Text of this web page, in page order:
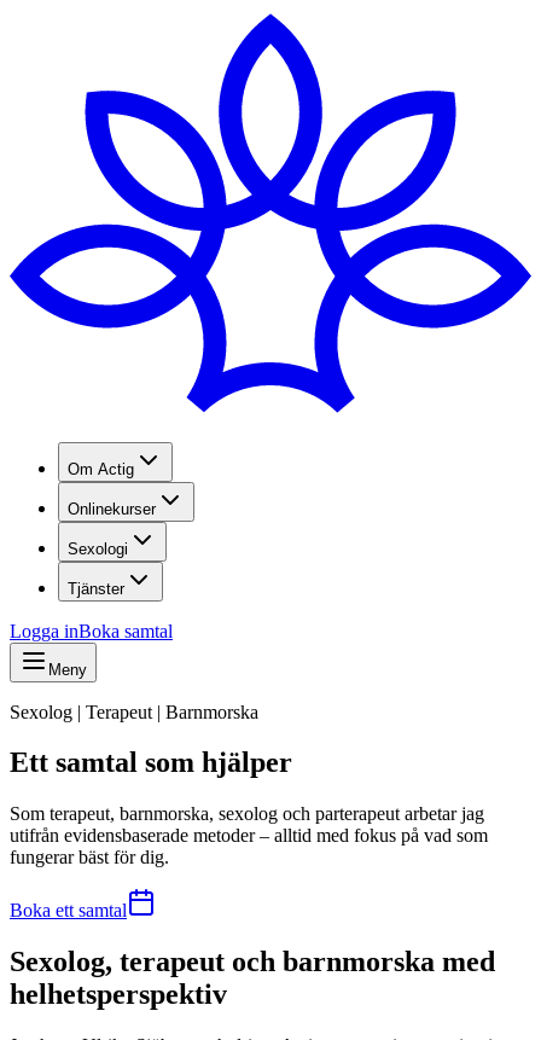
Om Actig
Onlinekurser
Sexologi
Tjänster
Logga inBoka samtal
Meny
Sexolog | Terapeut | Barnmorska
Ett samtal som hjälper
Som terapeut, barnmorska, sexolog och parterapeut arbetar jag
utifrån evidensbaserade metoder – alltid med fokus på vad som
fungerar bäst för dig.
Boka ett samtal
Sexolog, terapeut och barnmorska med
helhetsperspektiv